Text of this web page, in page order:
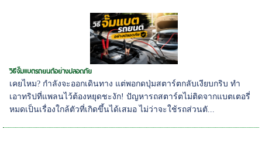
วิธีจั๊มแบตรถยนต์อย่างปลอดภัย
เคยไหม? กำลังจะออกเดินทาง แต่พอกดปุ่มสตาร์ตกลับเงียบกริบ ทำ
เอาทริปที่แพลนไว้ต้องหยุดชะงัก! ปัญหารถสตาร์ตไม่ติดจากแบตเตอรี่
หมดเป็นเรื่องใกล้ตัวที่เกิดขึ้นได้เสมอ ไม่ว่าจะใช้รถส่วนตั...